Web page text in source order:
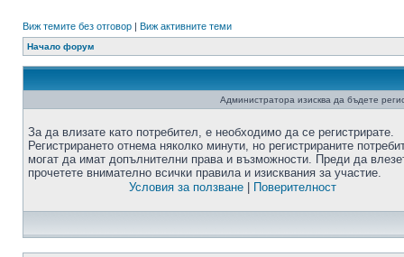
Виж темите без отговор | Виж активните теми
Начало форум
Администратора изисква да бъдете
За да влизате като потребител, е необходимо да се регистрирате.
Регистрирането отнема няколко минути, но регистрираните
могат да имат допълнителни права и възможности. Преди да
прочетете внимателно всички правила и изисквания за участие.
Условия за ползване| Поверителност